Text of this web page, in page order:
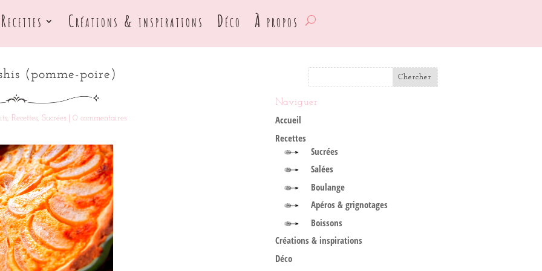
Recettes Créations & inspirations Déco À propos
(pomme-poire)
, Recettes, Sucrées |0 commentaires
Naviguer
Accueil
Recettes
Sucrées
Salées
Boulange
Apéros & grignotages
Boissons
Créations & inspirations
Déco